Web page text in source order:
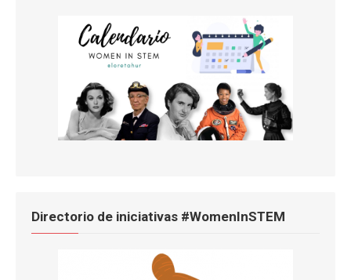
Directorio de iniciativas #WomenInSTEM